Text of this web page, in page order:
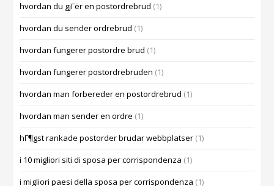
hvordan du gjГёr en postordrebrud (1)
hvordan du sender ordrebrud (1)
hvordan fungerer postordre brud (1)
hvordan fungerer postordrebruden (1)
hvordan man forbereder en postordrebrud (1)
hvordan man sender en ordre (1)
hГ¶gst rankade postorder brudar webbplatser (1)
i 10 migliori siti di sposa per corrispondenza (1)
i migliori paesi della sposa per corrispondenza (1)